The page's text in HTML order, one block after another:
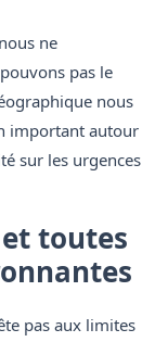
ne
pas le
nous
important autour
sur les urgences
toutes
pas aux limites